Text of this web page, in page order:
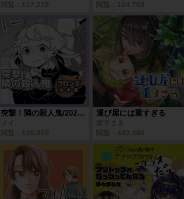
閲覧： 117,278
閲覧： 104,703
突撃！隣の殺人鬼/2022年2月期ブロンズルーキー賞
メイ
閲覧： 186,068
運び屋には重すぎる
家守まき
閲覧： 440,494